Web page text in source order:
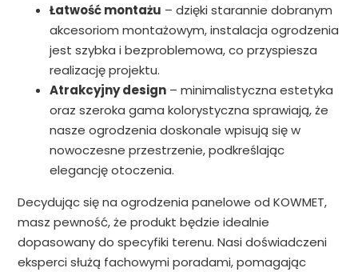
Łatwość montażu – dzięki starannie dobranym
akcesoriom montażowym, instalacja ogrodzenia
jest szybka i bezproblemowa, co przyspiesza
realizację projektu.
Atrakcyjny design– minimalistyczna estetyka
oraz szeroka gama kolorystyczna sprawiają, że
nasze ogrodzenia doskonale wpisują się w
nowoczesne przestrzenie, podkreślając
elegancję otoczenia.
Decydując się na ogrodzenia panelowe od KOWMET,
masz pewność, że produkt będzie idealnie
dopasowany do specyfiki terenu. Nasi doświadczeni
eksperci służą fachowymi poradami, pomagając